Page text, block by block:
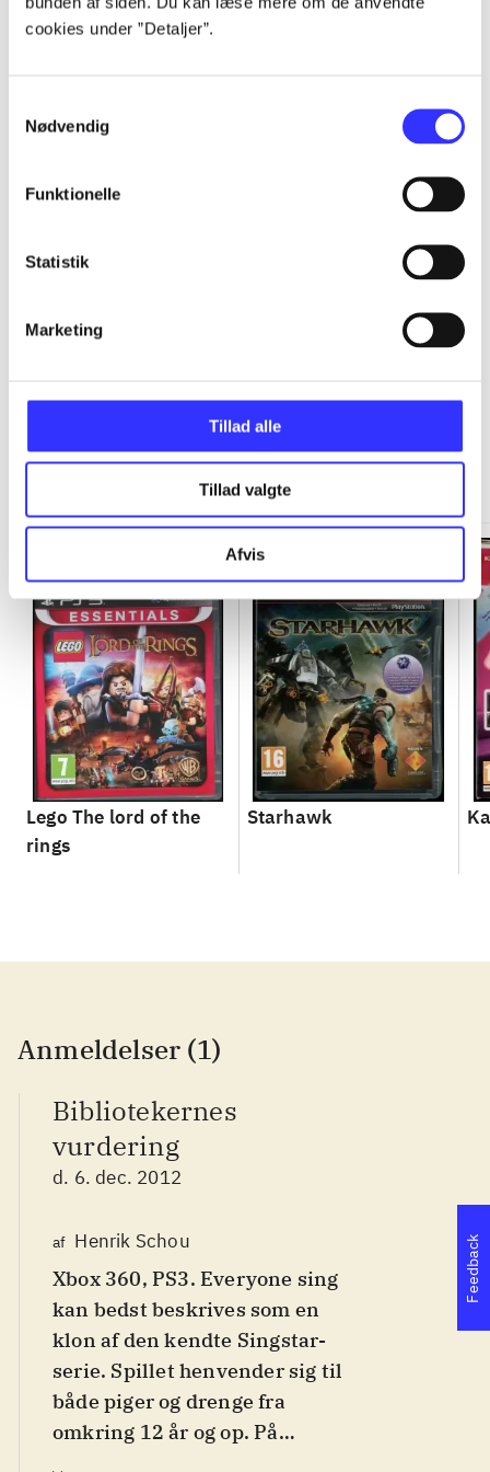
cookies under ”Detaljer”.
Nødvendig
Funktionelle
Statistik
Marketing
Tillad alle
Tillad valgte
Afvis
Minder om
Lego The lord of the
rings
Starhawk
Anmeldelser (1)
Bibliotekernes
vurdering
d. 6. dec. 2012
af Henrik Schou
Xbox 360, PS3. Everyone sing
kan bedst beskrives som en
klon af den kendte Singstar-
serie. Spillet henvender sig til
både piger og drenge fra
omkring 12 år og op. På
Feedback